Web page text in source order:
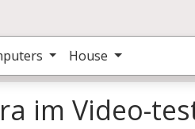
House
im Video-